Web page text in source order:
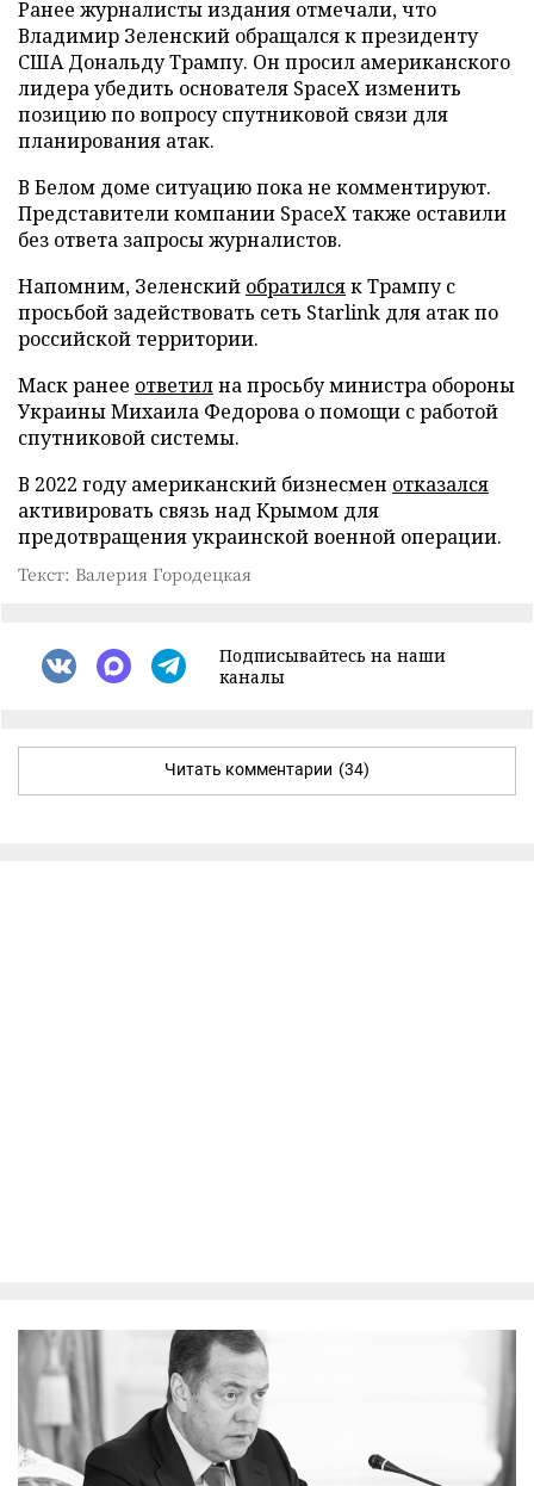
Ранее журналисты издания отмечали, что
Владимир Зеленский обращался к президенту
США Дональду Трампу. Он просил американского
лидера убедить основателя SpaceX изменить
позицию по вопросу спутниковой связи для
планирования атак.
В Белом доме ситуацию пока не комментируют.
Представители компании SpaceX также оставили
без ответа запросы журналистов.
Напомним, Зеленский обратилсяк Трампу с
просьбой задействовать сеть Starlink для атак по
российской территории.
Маск ранее ответилна просьбу министра обороны
Украины Михаила Федорова о помощи с работой
спутниковой системы.
В 2022 году американский бизнесмен отказался
активировать связь над Крымом для
предотвращения украинской военной операции.
Текст: Валерия Городецкая
Подписывайтесь на наши
каналы
Читать комментарии (34)